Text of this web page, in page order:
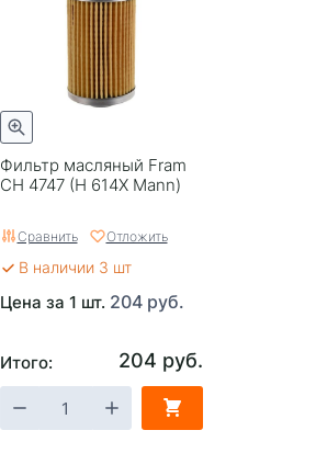
Фильтр масляный Fram
CH 4747 (H 614X Mann)
Сравнить Отложить
В наличии 3 шт
Цена за 1 шт. 204 руб.
Итого: 204 руб.